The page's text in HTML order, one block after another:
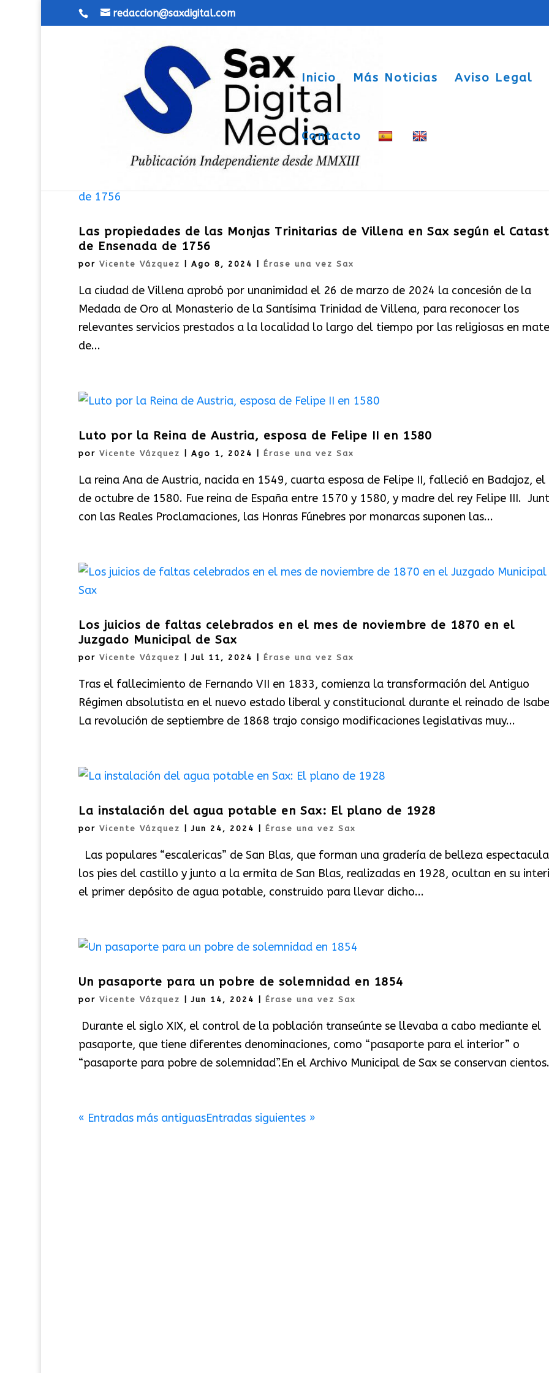
redaccion@saxdigital.com
Inicio Más Noticias Aviso Legal
Contacto
Las propiedades de las Monjas Trinitarias de Villena en Sax según el
de Ensenada de 1756
por Vicente Vázquez Ago 8, 2024 Érase una vez Sax
La ciudad de Villena aprobó por unanimidad el 26 de marzo de 2024 la concesión de la
Medada de Oro al Monasterio de la Santísima Trinidad de Villena, para reconocer los
relevantes servicios prestados a la localidad lo largo del tiempo por las religiosas en
de...
Luto por la Reina de Austria, esposa de Felipe II en 1580
por Vicente Vázquez Ago 1, 2024 Érase una vez Sax
La reina Ana de Austria, nacida en 1549, cuarta esposa de Felipe II, falleció en Badajoz, el
de octubre de 1580. Fue reina de España entre 1570 y 1580, y madre del rey Felipe III.
con las Reales Proclamaciones, las Honras Fúnebres por monarcas suponen las...
Los juicios de faltas celebrados en el mes de noviembre de 1870 en el
Juzgado Municipal de Sax
por Vicente Vázquez |Jul 11, 2024 Érase una vez Sax
Tras el fallecimiento de Fernando VII en 1833, comienza la transformación del Antiguo
Régimen absolutista en el nuevo estado liberal y constitucional durante el reinado de
La revolución de septiembre de 1868 trajo consigo modificaciones legislativas muy...
La instalación del agua potable en Sax: El plano de 1928
por Vicente Vázquez |Jun 24, 2024 Érase una vez Sax
Las populares “escalericas” de San Blas, que forman una gradería de belleza
los pies del castillo y junto a la ermita de San Blas, realizadas en 1928, ocultan en su
el primer depósito de agua potable, construido para llevar dicho...
Un pasaporte para un pobre de solemnidad en 1854
por Vicente Vázquez |Jun 14, 2024 Érase una vez Sax
Durante el siglo XIX, el control de la población transeúnte se llevaba a cabo mediante el
pasaporte, que tiene diferentes denominaciones, como “pasaporte para el interior” o
“pasaporte para pobre de solemnidad”.En el Archivo Municipal de Sax se conservan
« Entradas más antiguasEntradas siguientes »